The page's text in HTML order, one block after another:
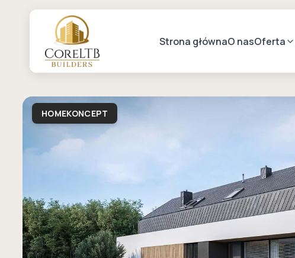
Strona głównaO nasOferta
HOMEKONCEPT